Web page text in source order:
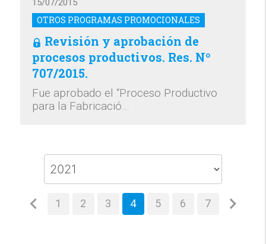
OTROS PROGRAMAS PROMOCIONALES
15/07/2015
Revisión y aprobación de
procesos productivos. Res. Nº
707/2015.
Fue aprobado el “Proceso Productivo
para la Fabricació…
1 2 3 4 5 6 7